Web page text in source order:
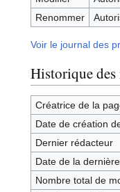
Renommer
Voir le journal des
Historique
Créatrice de la
Date de création
Dernier rédacteur
Date de la
Nombre total de